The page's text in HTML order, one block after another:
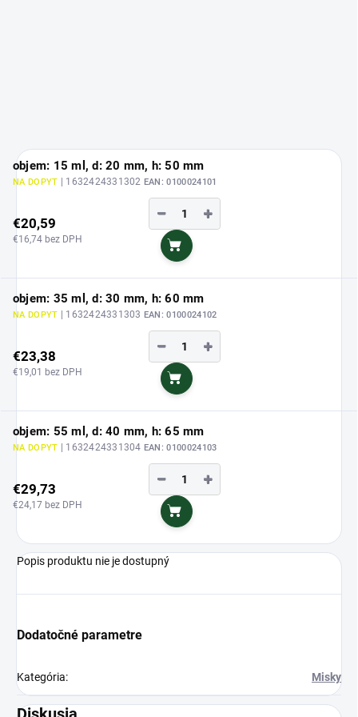
objem: 15 ml, d: 20 mm, h: 50 mm
NA DOPYT | 1632424331302 EAN: 0100024101
€20,59
€16,74 bez DPH
+
−
Do košíka
objem: 35 ml, d: 30 mm, h: 60 mm
NA DOPYT | 1632424331303 EAN: 0100024102
€23,38
€19,01 bez DPH
+
−
Do košíka
objem: 55 ml, d: 40 mm, h: 65 mm
NA DOPYT | 1632424331304 EAN: 0100024103
€29,73
€24,17 bez DPH
+
−
Do košíka
Popis produktu nie je dostupný
Dodatočné parametre
Kategória: Misky